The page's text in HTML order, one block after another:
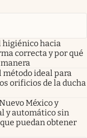
higiénico hacia
correcta y por qué
ideal para
orificios de la ducha
México y
y automático sin
puedan obtener